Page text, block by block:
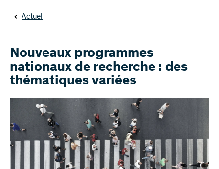
Actuel
Nouveaux programmes
nationaux de recherche : des
thématiques variées